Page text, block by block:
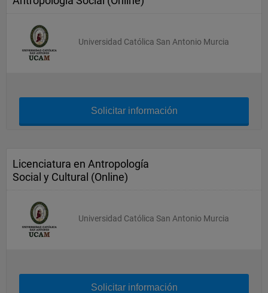
Universidad Católica San Antonio Murcia
Solicitar información
Licenciatura en Antropología
Social y Cultural (Online)
Universidad Católica San Antonio Murcia
Solicitar información